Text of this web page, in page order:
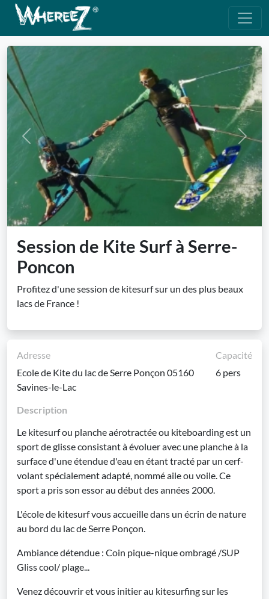
Previous Next
Session de Kite Surf à Serre-
Poncon
Profitez d'une session de kitesurf sur un des plus beaux
lacs de France !
Adresse
Ecole de Kite du lac de Serre Ponçon 05160
Savines-le-Lac
Capacité
6 pers
Description
Le kitesurf ou planche aérotractée ou kiteboarding est un
sport de glisse consistant à évoluer avec une planche à la
surface d'une étendue d'eau en étant tracté par un cerf-
volant spécialement adapté, nommé aile ou voile. Ce
sport a pris son essor au début des années 2000.
L'école de kitesurf vous accueille dans un écrin de nature
au bord du lac de Serre Ponçon.
Ambiance détendue : Coin pique-nique ombragé /SUP
Gliss cool/ plage...
Venez découvrir et vous initier au kitesurfing sur les